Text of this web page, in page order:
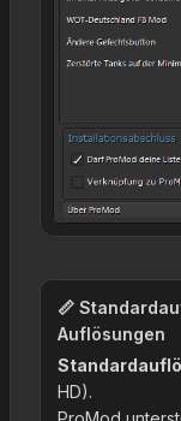
📏
Auflösungen
HD).